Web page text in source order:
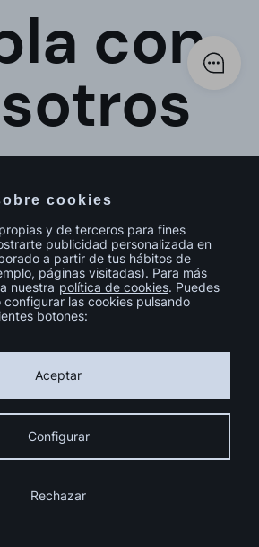
con
Catálogo de Homologación 2024
fotovoltaica FEDER Galicia
de la UE a la transformación digital
la Movilidad Eficiente y Sostenible (MOVES
III)
cookies
y de terceros para fines
publicidad personalizada en
a partir de tus hábitos de
páginas visitadas). Para más
nuestra política de cookies. Puedes
las cookies pulsando
botones:
Aceptar
Configurar
Rechazar